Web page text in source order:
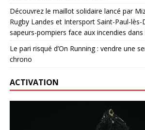
Découvrez le maillot solidaire lancé par
Rugby Landes et Intersport Saint-Paul-
sapeurs-pompiers face aux incendies dans
Le pari risqué d’On Running : vendre une
chrono
ACTIVATION